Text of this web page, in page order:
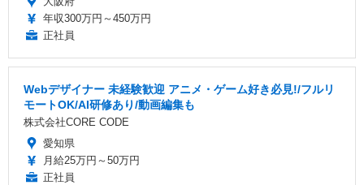
年収300万円～450万円
正社員
Webデザイナー 未経験歓迎 アニメ・ゲーム好き必見!/フルリ
モートOK/AI研修あり/動画編集も
株式会社CORE CODE
愛知県
月給25万円～50万円
正社員